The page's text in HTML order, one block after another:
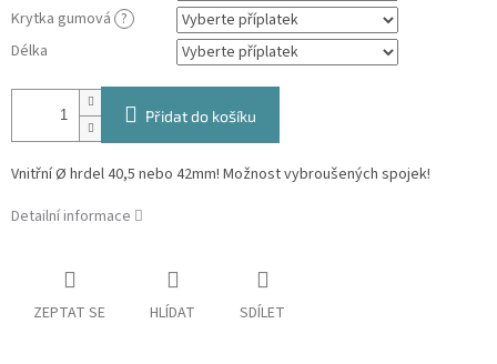
Krytka gumová ?
Délka
Přidat do košíku
Vnitřní Ø hrdel 40,5 nebo 42mm! Možnost vybroušených spojek!
Detailní informace
ZEPTAT SE HLÍDAT SDÍLET